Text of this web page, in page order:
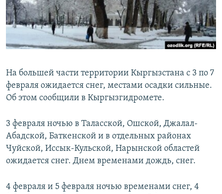
На большей части территории Кыргызстана с 3 по 7
февраля ожидается снег, местами осадки сильные.
Об этом сообщили в Кыргызгидромете.
3 февраля ночью в Таласской, Ошской, Джалал-
Абадской, Баткенской и в отдельных районах
Чуйской, Иссык-Кульской, Нарынской областей
ожидается снег. Днем временами дождь, снег.
4 февраля и 5 февраля ночью временами снег, 4